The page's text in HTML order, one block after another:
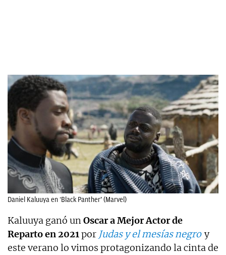
Daniel Kaluuya en ‘Black Panther’ (Marvel)
Kaluuya ganó unOscar a Mejor Actor de
Reparto en 2021por Judas y el mesías negro y
este verano lo vimos protagonizando la cinta de